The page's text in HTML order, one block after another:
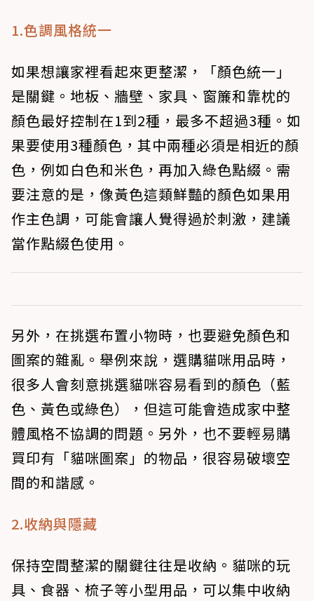
1.色調風格統一
如果想讓家裡看起來更整潔，「顏色統一」
是關鍵。地板、牆壁、家具、窗簾和靠枕的
顏色最好控制在1到2種，最多不超過3種。如
果要使用3種顏色，其中兩種必須是相近的顏
色，例如白色和米色，再加入綠色點綴。需
要注意的是，像黃色這類鮮豔的顏色如果用
作主色調，可能會讓人覺得過於刺激，建議
當作點綴色使用。
另外，在挑選布置小物時，也要避免顏色和
圖案的雜亂。舉例來說，選購貓咪用品時，
很多人會刻意挑選貓咪容易看到的顏色（藍
色、黃色或綠色），但這可能會造成家中整
體風格不協調的問題。另外，也不要輕易購
買印有「貓咪圖案」的物品，很容易破壞空
間的和諧感。
2.收納與隱藏
保持空間整潔的關鍵往往是收納。貓咪的玩
具、食器、梳子等小型用品，可以集中收納